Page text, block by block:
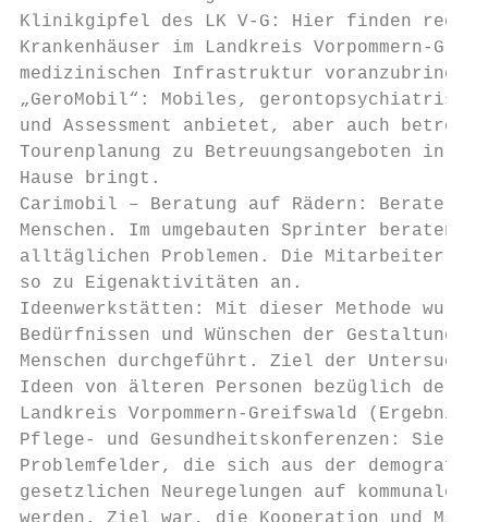
Klinikgipfel des LK V-G: Hier finden
Krankenhäuser im Landkreis Vorpommern-
medizinischen Infrastruktur voranzubringen.
„GeroMobil“: Mobiles,
und Assessment anbietet, aber auch
Tourenplanung zu Betreuungsangeboten in
Hause bringt.
Carimobil – Beratung auf Rädern: Berater
Menschen. Im umgebauten Sprinter beraten
alltäglichen Problemen. Die Mitarbeiter
so zu Eigenaktivitäten an.
Ideenwerkstätten: Mit dieser Methode
Bedürfnissen und Wünschen der Gestaltung
Menschen durchgeführt. Ziel der
Ideen von älteren Personen bezüglich der
Landkreis Vorpommern-Greifswald
Pflege- und Gesundheitskonferenzen: Sie
Problemfelder, die sich aus der
gesetzlichen Neuregelungen auf